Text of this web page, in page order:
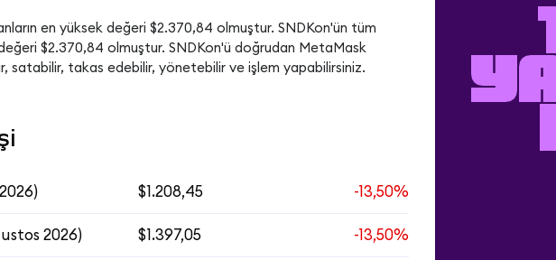
en yüksek değeri $2.370,84 olmuştur. SNDKon'ün tüm
$2.370,84 olmuştur. SNDKon'ü doğrudan MetaMask
satabilir, takas edebilir, yönetebilir ve işlem yapabilirsiniz.
) $1.208,45 -13,50%
2026) $1.397,05 -13,50%